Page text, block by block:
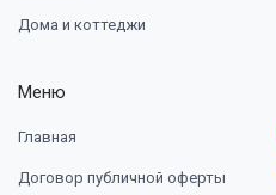
Дома и коттеджи
Меню
Главная
Договор публичной оферты